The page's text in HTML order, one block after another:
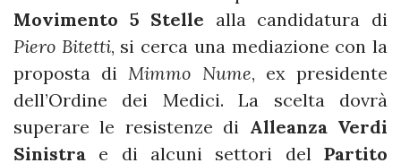
Movimento 5 Stelle alla candidatura di
Piero Bitetti, si cerca una mediazione con la
proposta di Mimmo Nume, ex presidente
dell’Ordine dei Medici. La scelta dovrà
superare le resistenze di Alleanza Verdi
Sinistra e di alcuni settori del Partito